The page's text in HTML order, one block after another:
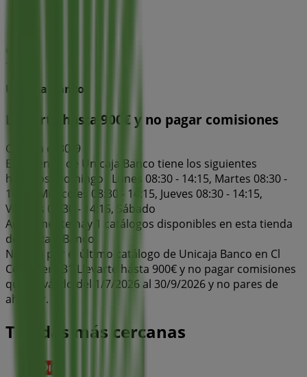
Unicaja Banco
Llevarte hasta 900€ y no pagar comisiones
Caduca el 30/9
Esta tienda de Unicaja Banco tiene los siguientes
horarios: Domingo , Lunes 08:30 - 14:15, Martes 08:30 -
14:15, Miércoles 08:30 - 14:15, Jueves 08:30 - 14:15,
Viernes 08:30 - 14:15, Sábado
Actualmente hay 1 catálogos disponibles en esta tienda
de Unicaja Banco.
Navega por el último catálogo de Unicaja Banco en Cl
Corredera 31 Llevarte hasta 900€ y no pagar comisiones
que es válido del 1/7/2026 al 30/9/2026 y no pares de
ahorrar.
Tiendas más cercanas